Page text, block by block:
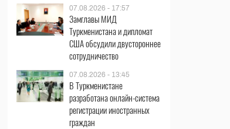
07.08.2026 - 17:57
Замглавы МИД
Туркменистана и дипломат
США обсудили двустороннее
сотрудничество
07.08.2026 - 13:45
В Туркменистане
разработана онлайн-система
регистрации иностранных
граждан